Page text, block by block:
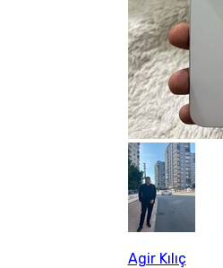
Agir Kılıç